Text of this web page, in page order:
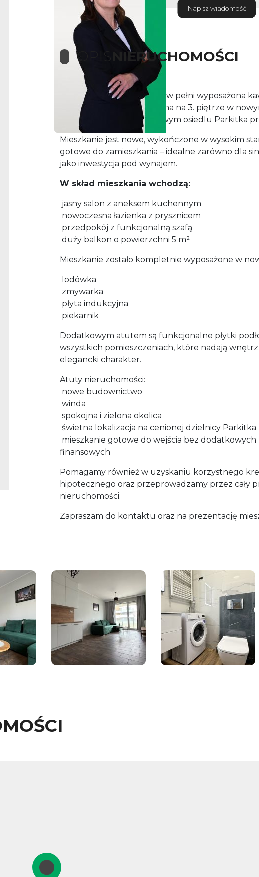
Napisz wiadomość
OPIS NIERUCHOMOŚCI
Na sprzedaż nowoczesna i w pełni wyposażona
powierzchni 26 m², położona na 3. piętrze w
bloku z windą na prestiżowym osiedlu Parkitka
Mieszkanie jest nowe, wykończone w wysokim
gotowe do zamieszkania – idealne zarówno dla
jako inwestycja pod wynajem.
W skład mieszkania wchodzą:
jasny salon z aneksem kuchennym
nowoczesna łazienka z prysznicem
przedpokój z funkcjonalną szafą
duży balkon o powierzchni 5 m²
Mieszkanie zostało kompletnie wyposażone w
lodówka
zmywarka
płyta indukcyjna
piekarnik
Dodatkowym atutem są funkcjonalne płytki
wszystkich pomieszczeniach, które nadają
elegancki charakter.
Atuty nieruchomości:
nowe budownictwo
winda
spokojna i zielona okolica
świetna lokalizacja na cenionej dzielnicy Parkitka
mieszkanie gotowe do wejścia bez dodatkowych
finansowych
Pomagamy również w uzyskaniu korzystnego
hipotecznego oraz przeprowadzamy przez cały
nieruchomości.
Zapraszam do kontaktu oraz na prezentację